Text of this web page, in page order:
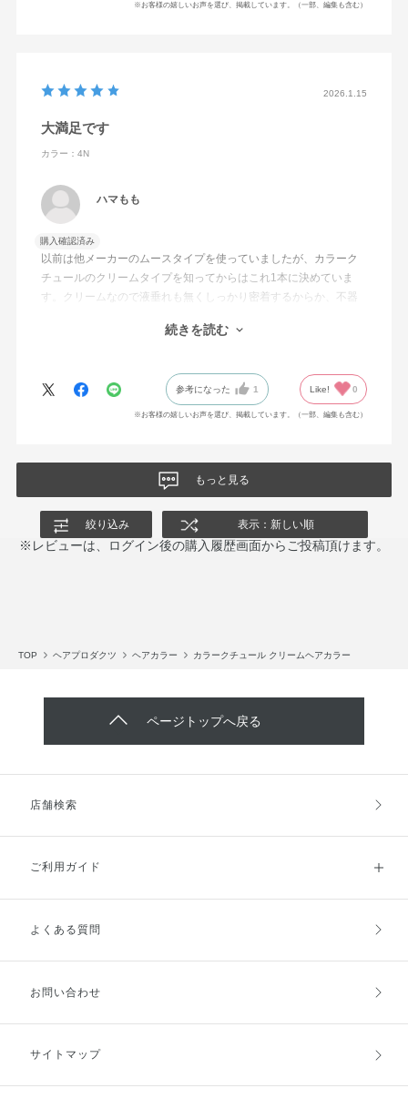
※お客様の嬉しいお声を選び、掲載しています。（一部、編集も含む）
2026.1.15
大満足です
カラー：4N
ハマもも
購入確認済み
以前は他メーカーのムースタイプを使っていましたが、カラーク
チュールのクリームタイプを知ってからはこれ1本に決めていま
す。クリームなので液垂れも無くしっかり密着するからか、不器
来、しかも染めた後のツヤ感と指通りの良さもgood!!色持ちも大満
続きを読む
参考になった 1 Like! 0
※お客様の嬉しいお声を選び、掲載しています。（一部、編集も含む）
もっと見る
絞り込み 表示：新しい順
※レビューは、ログイン後の購入履歴画面からご投稿頂けます。
TOP ヘアプロダクツ ヘアカラー カラークチュール クリームヘアカラー
ページトップへ戻る
店舗検索
ご利用ガイド
ご利用ガイドトップ
お支払方法
キャンセル・返品・交換
よくある質問
お問い合わせ
サイトマップ